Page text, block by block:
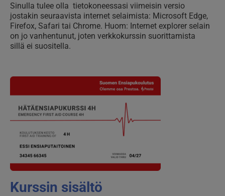
Sinulla tulee olla tietokoneessasi viimeisin versio
jostakin seuraavista internet selaimista: Microsoft Edge,
Firefox, Safari tai Chrome. Huom: Internet explorer selain
on jo vanhentunut, joten verkkokurssin suorittamista
sillä ei suositella.
Kurssin sisältö